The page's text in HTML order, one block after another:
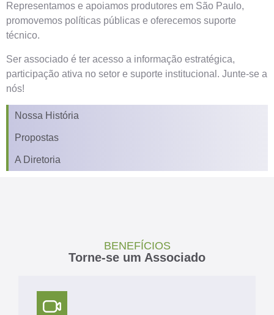
Representamos e apoiamos produtores em São Paulo,
promovemos políticas públicas e oferecemos suporte
técnico.
Ser associado é ter acesso a informação estratégica,
participação ativa no setor e suporte institucional. Junte-se a
nós!
Nossa História
Propostas
A Diretoria
BENEFÍCIOS
Torne-se um Associado